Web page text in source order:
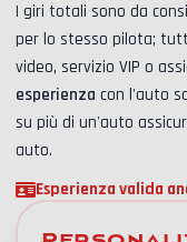
I giri totali sono da
per lo stesso pilota;
video, servizio VIP o
esperienza con l'auto
su più di un'auto
auto.
Esperienza valida